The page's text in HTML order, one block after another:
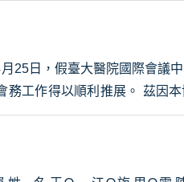
25日，假臺大醫院國際會議
工作得以順利推展。 茲因